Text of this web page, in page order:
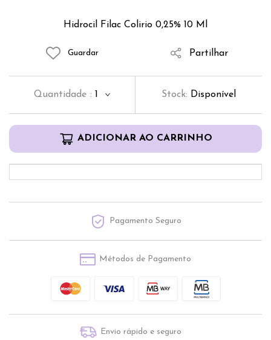
Hidrocil Filac Colirio 0,25% 10 Ml
Guardar Partilhar
Quantidade : 1 Stock: Disponível
ADICIONAR AO CARRINHO
Pagamento Seguro
Métodos de Pagamento
Envio rápido e seguro